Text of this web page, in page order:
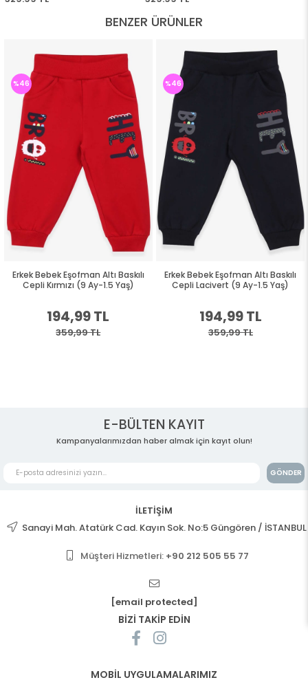
BENZER ÜRÜNLER
Erkek Bebek Eşofman Altı Baskılı
Cepli Kırmızı (9 Ay-1.5 Yaş)
194,99 TL
359,99 TL
%46
Erkek Bebek Eşofman Altı Baskılı
Cepli Lacivert (9 Ay-1.5 Yaş)
194,99 TL
359,99 TL
%46
E-BÜLTEN KAYIT
Kampanyalarımızdan haber almak için kayıt olun!
GÖNDER
İLETİŞİM
Sanayi Mah. Atatürk Cad. Kayın Sok. No:5 Güngören / İSTANBUL
Müşteri Hizmetleri: +90 212 505 55 77
[email protected]
BİZİ TAKİP EDİN
MOBİL UYGULAMALARIMIZ